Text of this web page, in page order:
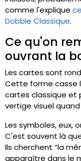
comme l'explique
Dobble Classique.
Ce qu'on
ouvrant la
Les cartes sont
Cette forme casse
cartes classique et
vertige visuel
Les symboles, eux,
C'est souvent là
Ils cherchent “la
apparaître dans le